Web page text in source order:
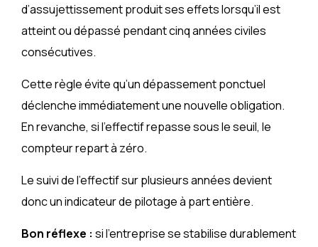
d’assujettissement produit ses effets lorsqu’il est
atteint ou dépassé pendant cinq années civiles
consécutives.
Cette règle évite qu’un dépassement ponctuel
déclenche immédiatement une nouvelle obligation.
En revanche, si l’effectif repasse sous le seuil, le
compteur repart à zéro.
Le suivi de l’effectif sur plusieurs années devient
donc un indicateur de pilotage à part entière.
Bon réflexe : si l’entreprise se stabilise durablement